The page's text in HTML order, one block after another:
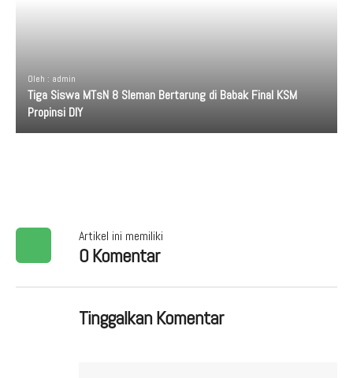
Oleh : admin
Tiga Siswa MTsN 8 Sleman Bertarung di Babak Final KSM
Propinsi DIY
Artikel ini memiliki
0 Komentar
Tinggalkan Komentar